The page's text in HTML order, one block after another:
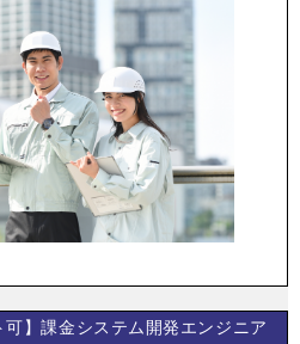
可】課金システム開発エンジニア